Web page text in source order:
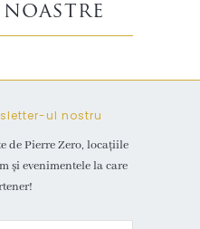
ul nostru
de Pierre Zero, locațiile
și evenimentele la care